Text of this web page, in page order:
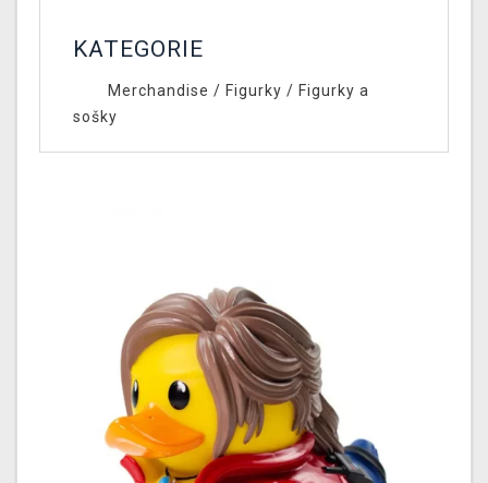
KATEGORIE
Merchandise / Figurky / Figurky a
sošky